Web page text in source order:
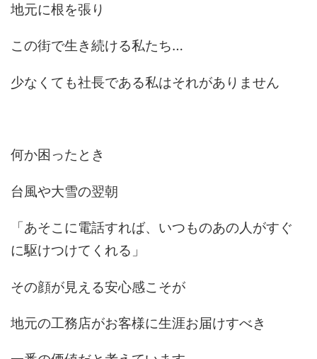
地元に根を張り
この街で生き続ける私たち…
少なくても社長である私はそれがありません
何か困ったとき
台風や大雪の翌朝
「あそこに電話すれば、いつものあの人がすぐ
に駆けつけてくれる」
その顔が見える安心感こそが
地元の工務店がお客様に生涯お届けすべき